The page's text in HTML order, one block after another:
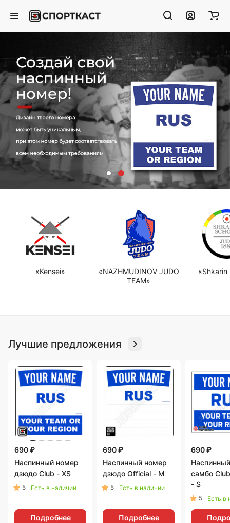
Создай свой наспинный
номер!
Твой дизайн может быть
уникальным,
при этом номер будет
соответствовать всем
необходимым требованиям
«Kensei»
«NAZHMUDINOV JUDO
TEAM»
«Shkarin
Лучшие предложения
690 ₽
Наспинный номер
дзюдо Club - XS
5 Есть в наличии
Подробнее
690 ₽
Наспинный номер
дзюдо Official - M
5 Есть в наличии
Подробнее
690 ₽
самбо
- S
5 Есть в